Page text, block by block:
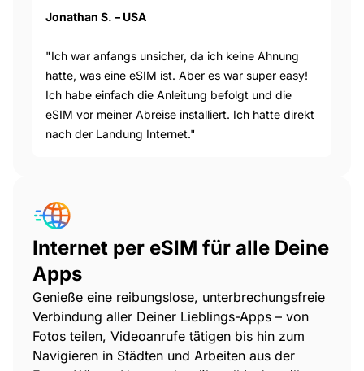
Jonathan S. – USA
"Ich war anfangs unsicher, da ich keine Ahnung
hatte, was eine eSIM ist. Aber es war super easy!
Ich habe einfach die Anleitung befolgt und die
eSIM vor meiner Abreise installiert. Ich hatte direkt
nach der Landung Internet."
Internet per eSIM für alle Deine
Apps
Genieße eine reibungslose, unterbrechungsfreie
Verbindung aller Deiner Lieblings-Apps – von
Fotos teilen, Videoanrufe tätigen bis hin zum
Navigieren in Städten und Arbeiten aus der